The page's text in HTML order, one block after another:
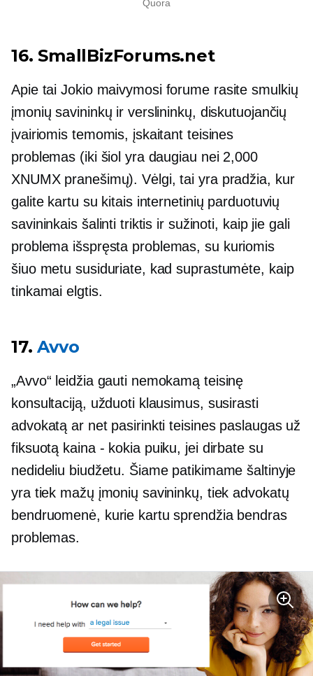
Quora
16. SmallBizForums.net
Apie taiJokio maivymosiforume rasite smulkių
įmonių savininkų ir verslininkų, diskutuojančių
įvairiomis temomis, įskaitant teisines
problemas (iki šiol yra daugiau nei 2,000
XNUMX pranešimų). Vėlgi, tai yra pradžia, kur
galite kartu su kitais internetinių parduotuvių
savininkais šalinti triktis ir sužinoti, kaip jie gali
problema išspręsta problemas, su kuriomis
šiuo metu susiduriate, kad suprastumėte, kaip
tinkamai elgtis.
17.Avvo
„Avvo“ leidžia gauti nemokamą teisinę
konsultaciją, užduoti klausimus, susirasti
advokatą ar net pasirinkti teisines paslaugas už
fiksuotą kaina - kokiapuiku, jei dirbate su
nedideliu biudžetu. Šiame patikimame šaltinyje
yra tiek mažų įmonių savininkų, tiek advokatų
bendruomenė, kurie kartu sprendžia bendras
problemas.